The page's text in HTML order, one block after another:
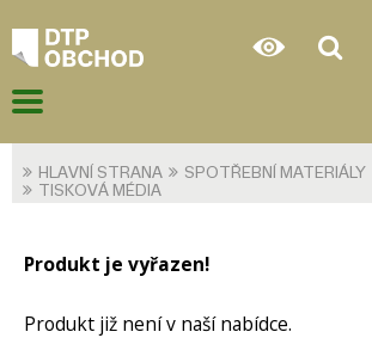
HLAVNÍ STRANA
SPOTŘEBNÍ MATERIÁLY
TISKOVÁ MÉDIA
Produkt je vyřazen!
Produkt již není v naší nabídce.